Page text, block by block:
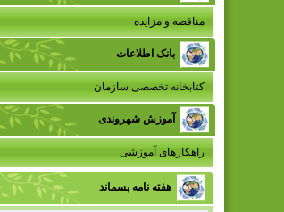
مناقصه و مزایده
بانک اطلاعات
کتابخانه تخصصی سازمان
آموزش شهروندی
راهکارهای آموزشی
هفته نامه پسماند